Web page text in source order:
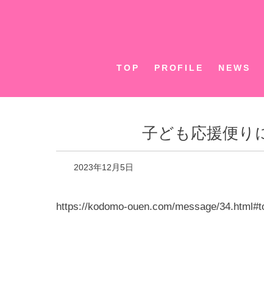
TOP PROFILE NEWS
子ども応援便り
2023年12月5日
https://kodomo-ouen.com/message/